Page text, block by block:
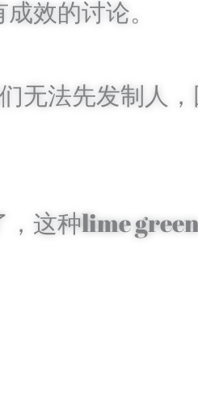
效的讨论。
无法先发制人
这种lime